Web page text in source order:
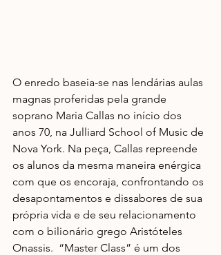
O enredo baseia-se nas lendárias aulas
magnas proferidas pela grande
soprano Maria Callas no início dos
anos 70, na Julliard School of Music de
Nova York. Na peça, Callas repreende
os alunos da mesma maneira enérgica
com que os encoraja, confrontando os
desapontamentos e dissabores de sua
própria vida e de seu relacionamento
com o bilionário grego Aristóteles
Onassis.  “Master Class” é um dos